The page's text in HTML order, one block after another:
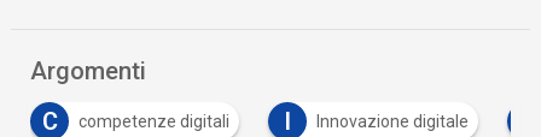
Argomenti
digitali I Innovazione digitale L lavoro agile